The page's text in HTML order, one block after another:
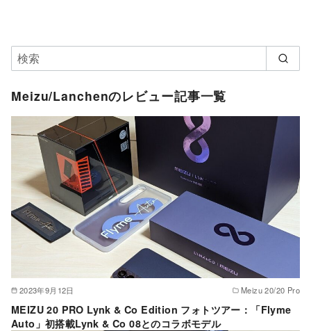
Meizu/Lanchenのレビュー記事一覧
2023年9月12日 Meizu 20/20 Pro
MEIZU 20 PRO Lynk & Co Edition フォトツアー：「Flyme
Auto」初搭載Lynk & Co 08とのコラボモデル